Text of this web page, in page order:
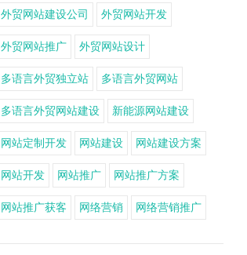
外贸网站建设公司 外贸网站开发
外贸网站推广 外贸网站设计
多语言外贸独立站 多语言外贸网站
多语言外贸网站建设 新能源网站建设
网站定制开发 网站建设 网站建设方案
网站开发 网站推广 网站推广方案
网站推广获客 网络营销 网络营销推广